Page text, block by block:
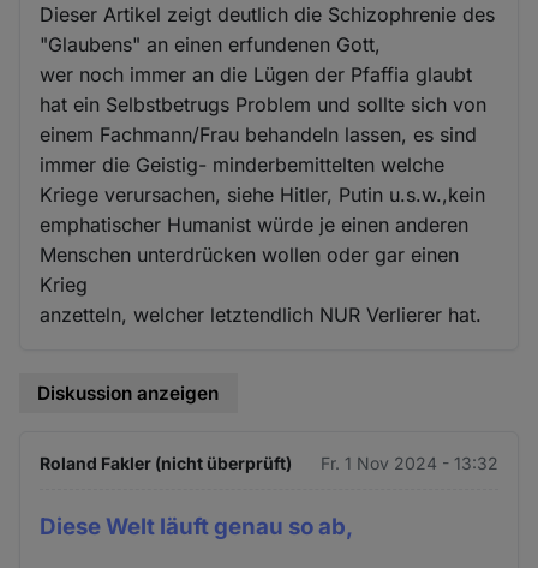
Dieser Artikel zeigt deutlich die Schizophrenie des
"Glaubens" an einen erfundenen Gott,
wer noch immer an die Lügen der Pfaffia glaubt
hat ein Selbstbetrugs Problem und sollte sich von
einem Fachmann/Frau behandeln lassen, es sind
immer die Geistig- minderbemittelten welche
Kriege verursachen, siehe Hitler, Putin u.s.w.,kein
emphatischer Humanist würde je einen anderen
Menschen unterdrücken wollen oder gar einen
Krieg
anzetteln, welcher letztendlich NUR Verlierer hat.
Diskussion anzeigen
Roland Fakler (nicht überprüft) Fr. 1 Nov 2024 - 13:32
Diese Welt läuft genau so ab,